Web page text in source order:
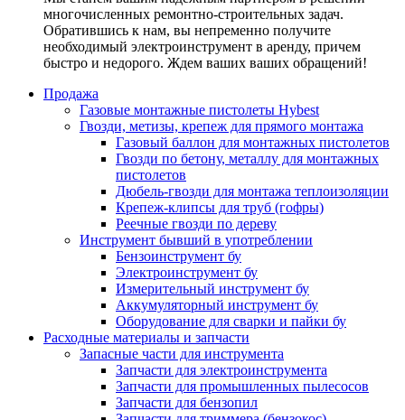
многочисленных ремонтно-строительных задач.
Обратившись к нам, вы непременно получите
необходимый электроинструмент в аренду, причем
быстро и недорого. Ждем ваших ваших обращений!
Продажа
Газовые монтажные пистолеты Hybest
Гвозди, метизы, крепеж для прямого монтажа
Газовый баллон для монтажных пистолетов
Гвозди по бетону, металлу для монтажных
пистолетов
Дюбель-гвозди для монтажа теплоизоляции
Крепеж-клипсы для труб (гофры)
Реечные гвозди по дереву
Инструмент бывший в употреблении
Бензоинструмент бу
Электроинструмент бу
Измерительный инструмент бу
Аккумуляторный инструмент бу
Оборудование для сварки и пайки бу
Расходные материалы и запчасти
Запасные части для инструмента
Запчасти для электроинструмента
Запчасти для промышленных пылесосов
Запчасти для бензопил